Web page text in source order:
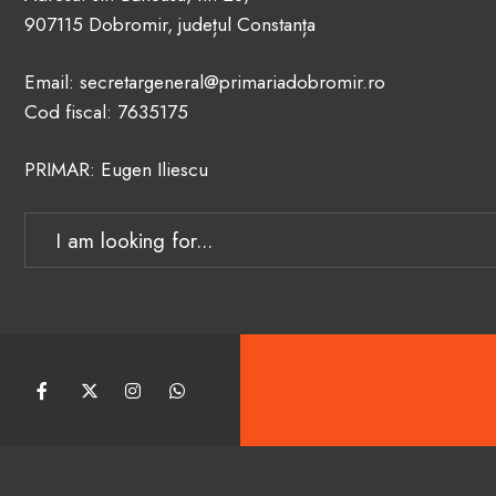
907115 Dobromir, județul Constanța
Email: secretargeneral@primariadobromir.ro
Cod fiscal: 7635175
PRIMAR: Eugen Iliescu